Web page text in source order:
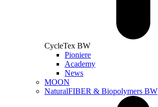
CycleTex BW
Pioniere
Academy
News
MOON
NaturalFIBER & Biopolymers BW